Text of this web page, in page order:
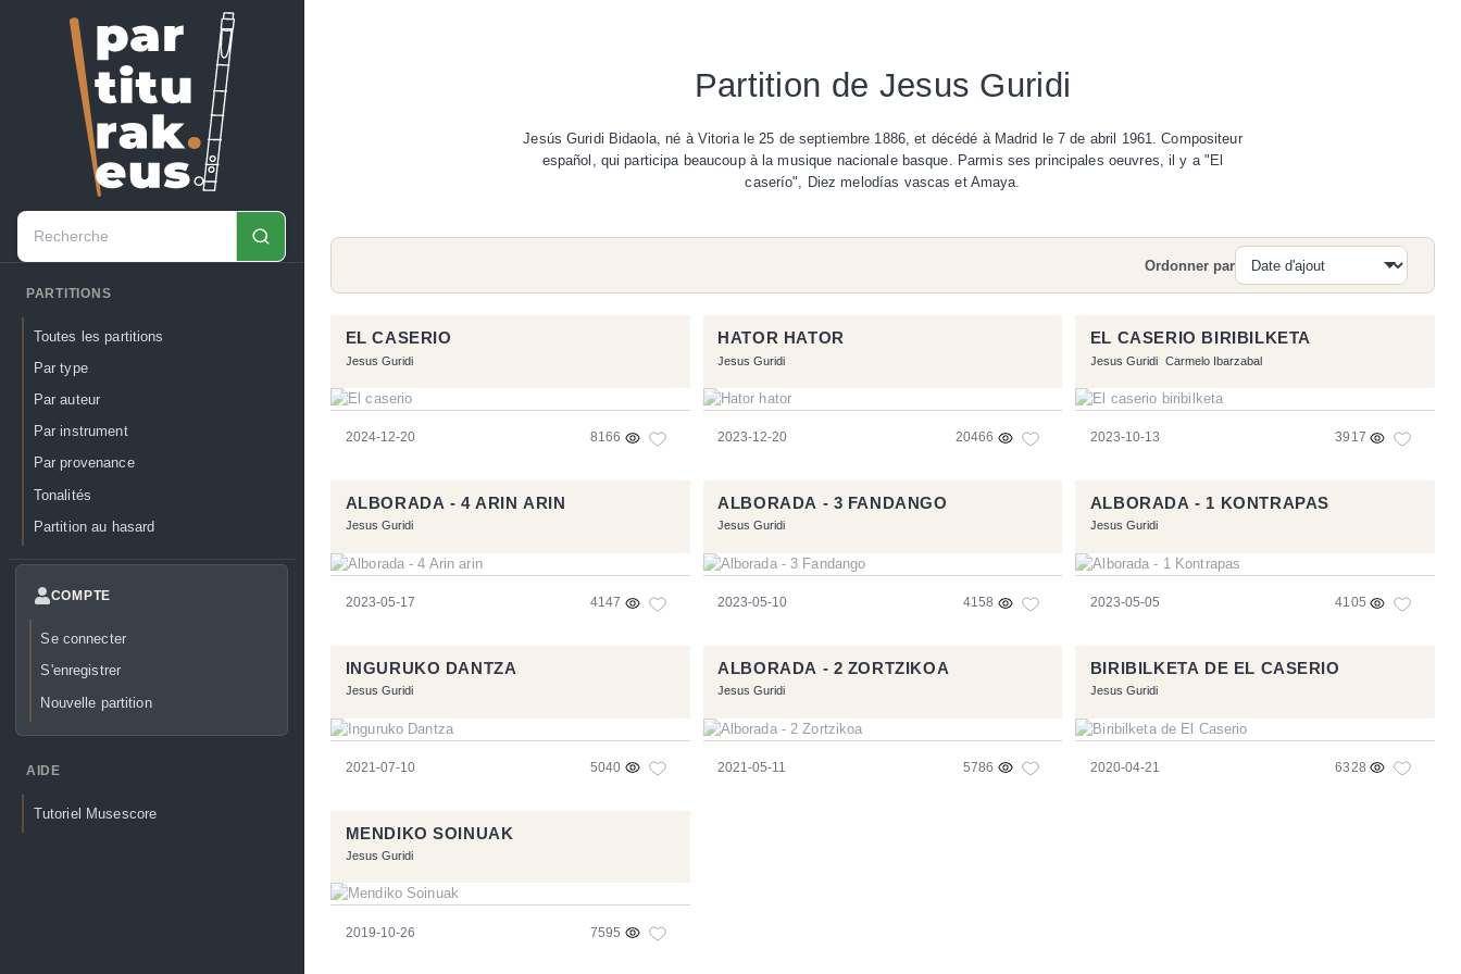
PARTITIONS
Toutes les partitions
Par type
Par auteur
Par instrument
Par provenance
Tonalités
Partition au hasard
COMPTE
Se connecter
S'enregistrer
Nouvelle partition
AIDE
Tutoriel Musescore
Partition de Jesus Guridi
Jesús Guridi Bidaola, né à Vitoria le 25 de septiembre 1886, et décédé à Madrid le 7 de abril 1961. Compositeur
español, qui participa beaucoup à la musique nacionale basque. Parmis ses principales oeuvres, il y a "El
caserío", Diez melodías vascas et Amaya.
Recherche
Ordonner par
EL CASERIO
Jesus Guridi
2024-12-20 8166
HATOR HATOR
Jesus Guridi
2023-12-20 20466
EL CASERIO BIRIBILKETA
Jesus Guridi Carmelo Ibarzabal
2023-10-13 3917
ALBORADA - 4 ARIN ARIN
Jesus Guridi
2023-05-17 4147
ALBORADA - 3 FANDANGO
Jesus Guridi
2023-05-10 4158
ALBORADA - 1 KONTRAPAS
Jesus Guridi
2023-05-05 4105
INGURUKO DANTZA
Jesus Guridi
2021-07-10 5040
ALBORADA - 2 ZORTZIKOA
Jesus Guridi
2021-05-11 5786
BIRIBILKETA DE EL CASERIO
Jesus Guridi
2020-04-21 6328
MENDIKO SOINUAK
Jesus Guridi
2019-10-26 7595